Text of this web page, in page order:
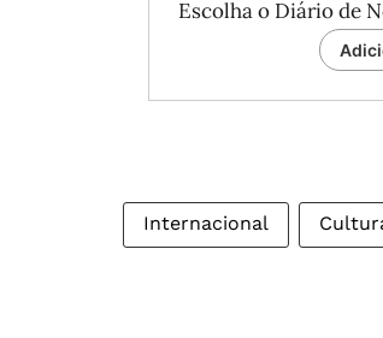
Escolha o Diário de
Internacional